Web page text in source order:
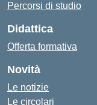
Percorsi di studio
Didattica
Offerta formativa
Novità
Le notizie
Le circolari